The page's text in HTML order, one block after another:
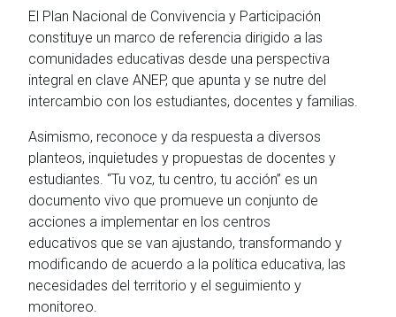
El Plan Nacional de Convivencia y Participación
constituye un marco de referencia dirigido a las
comunidades educativas desde una perspectiva
integral en clave ANEP, que apunta y se nutre del
intercambio con los estudiantes, docentes y familias.
Asimismo, reconoce y da respuesta a diversos
planteos, inquietudes y propuestas de docentes y
estudiantes. “Tu voz, tu centro, tu acción” es un
documento vivo que promueve un conjunto de
acciones a implementar en los centros
educativos que se van ajustando, transformando y
modificando de acuerdo a la política educativa, las
necesidades del territorio y el seguimiento y
monitoreo.